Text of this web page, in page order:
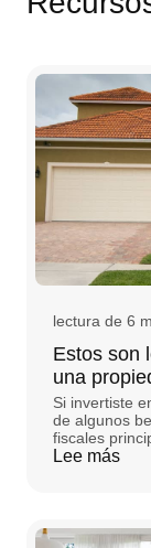
lectura de 6
Estos son
una
Si invertiste
de algunos
fiscales
Lee más